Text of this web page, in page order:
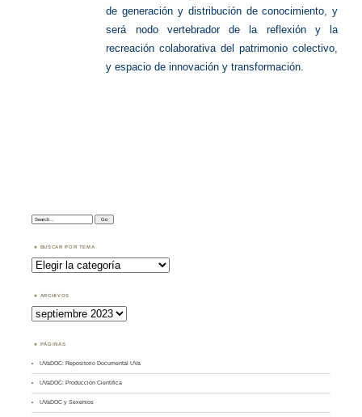
de generación y distribución de conocimiento, y
será nodo vertebrador de la reflexión y la
recreación colaborativa del patrimonio colectivo,
y espacio de innovación y transformación.
Search:
BUSCAR POR TEMA
Buscar
por
Tema
ARCHIVOS
Archivos
PÁGINAS
UVaDOC: Repositorio Documental UVa
UVaDOC: Producción Científica
UVaDOC y Sexenios